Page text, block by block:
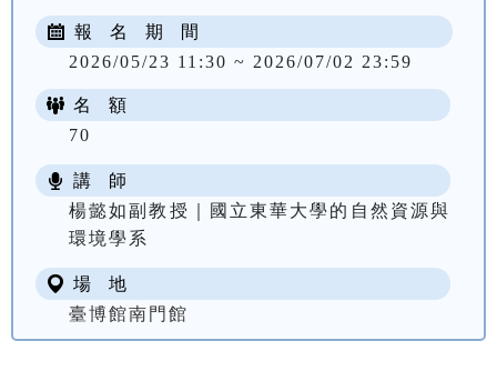
報 名 期 間
2026/05/23 11:30 ~ 2026/07/02 23:59
名 額
70
講 師
楊懿如副教授｜國立東華大學的自然資源與
環境學系
場 地
臺博館南門館